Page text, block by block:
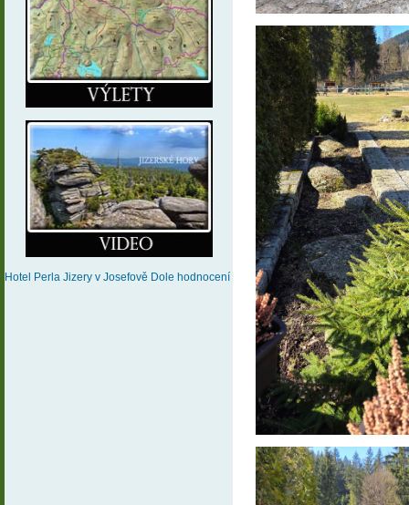
Hotel Perla Jizery v Josefově Dole hodnocení